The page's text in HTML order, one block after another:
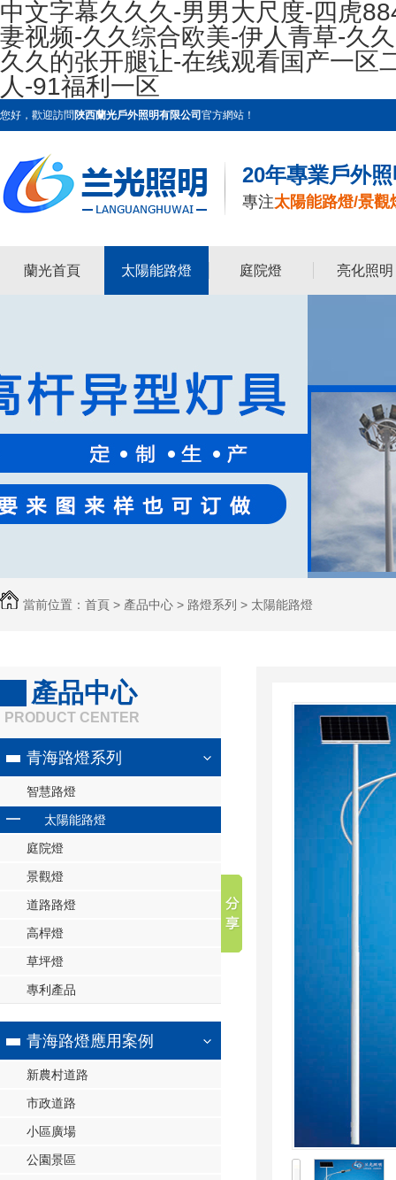
中文字幕久久久-男男大尺度-四虎
妻视频-久久综合欧美-伊人青草-久
久久的张开腿让-在线观看国产一区
人-91福利一区
您好，歡迎訪問 陜西蘭光戶外照明有限公司 官方網站！
20年專業戶外
專注太陽能路燈/景觀
蘭光首頁 太陽能路燈 庭院燈 亮化照明
當前位置： 首頁 > 產品中心 > 路燈系列 > 太陽能路燈
產品中心
PRODUCT CENTER
青海路燈系列
智慧路燈
太陽能路燈
庭院燈
景觀燈
道路路燈
高桿燈
草坪燈
專利產品
青海路燈應用案例
新農村道路
市政道路
小區廣場
公園景區